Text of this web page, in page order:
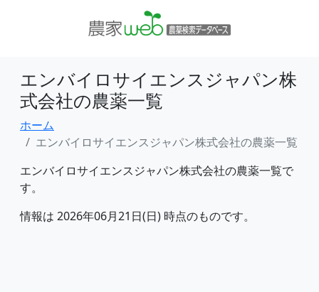
エンバイロサイエンスジャパン株
式会社の農薬一覧
ホーム
エンバイロサイエンスジャパン株式会社の農薬一覧
エンバイロサイエンスジャパン株式会社の農薬一覧で
す。
情報は 2026年06月21日(日) 時点のものです。